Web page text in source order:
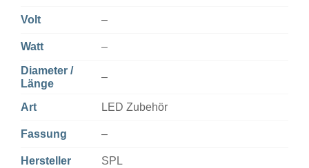
Volt –
Watt –
Diameter /
Länge
–
Art LED Zubehör
Fassung –
Hersteller SPL